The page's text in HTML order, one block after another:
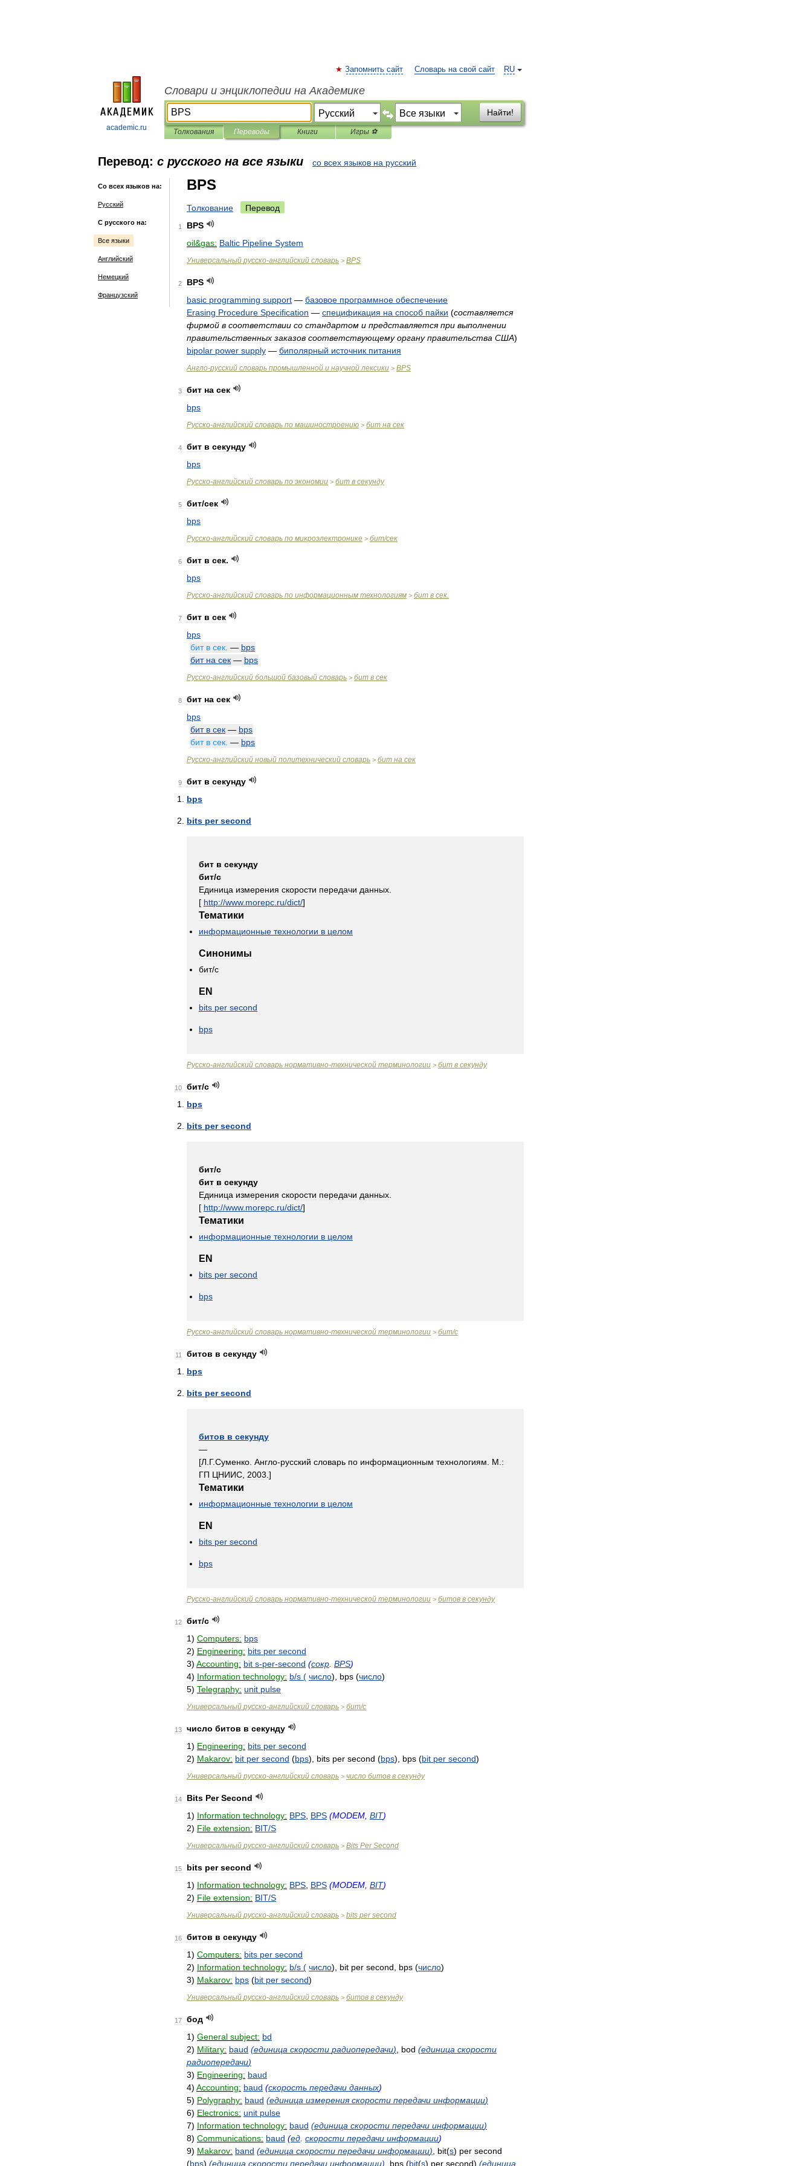
academic.ru
RU
Запомнить сайт Словарь на свой сайт
Словари и энциклопедии на Академике
Найти!
Толкования Переводы Книги Игры ⚽
Перевод: с русского на все языки со всех языков на русский
Со всех языков на:
Русский
С русского на:
Все языки
Английский
Немецкий
Французский
BPS
Толкование Перевод
1
BPS
oil&gas: Baltic Pipeline System
Универсальный русско-английский словарь > BPS
2
BPS
basic programming support — базовое программное обеспечение
Erasing Procedure Specification — спецификация на способ пайки (составляется
фирмой в соответствии со стандартом и представляется при выполнении
правительственных заказов соответствующему органу правительства США)
bipolar power supply — биполярный источник питания
Англо-русский словарь промышленной и научной лексики > BPS
3 бит на сек
bps
Русско-английский словарь по машиностроению > бит на сек
4 бит в секунду
bps
Русско-английский словарь по экономии > бит в секунду
5 бит/сек
bps
Русско-английский словарь по микроэлектронике > бит/сек
6 бит в сек.
bps
Русско-английский словарь по информационным технологиям > бит в сек.
7 бит в сек
bps
бит в сек — bps
бит на сек — bps
Русско-английский большой базовый словарь > бит в сек
8 бит на сек
bps
бит в сек — bps
бит в сек — bps
Русско-английский новый политехнический словарь > бит на сек
9 бит в секунду
bps
bits per second
бит в секунду
бит/с
Единица измерения скорости передачи данных
[ http://www. morepc ru/dict/]
Тематики
информационные технологии в целом
Синонимы
бит/с
EN
bits per second
bps
Русско-английский словарь нормативно-технической терминологии > бит в секунду
10 бит/с
bps
bits per second
бит/с
бит в секунду
Единица измерения скорости передачи данных
[ http://www. morepc ru/dict/]
Тематики
информационные технологии в целом
EN
bits per second
bps
Русско-английский словарь нормативно-технической терминологии > бит/с
11 битов в секунду
bps
bits per second
битов в секунду
—
[Л Г.Суменко Англо-русский словарь по информационным технологиям М :
ГП ЦНИИС 2003 .]
Тематики
информационные технологии в целом
EN
bits per second
bps
Русско-английский словарь нормативно-технической терминологии > битов в секунду
12 бит/с
1) Computers: bps
2) Engineering: bits per second
3) Accounting: bit s-per-second (сокр BPS)
4) Information technology: b/s ( число), bps (число)
5) Telegraphy: unit pulse
Универсальный русско-английский словарь > бит/с
13 число битов в секунду
1) Engineering: bits per second
2) Makarov: bit per second (bps), bits per second (bps), bps (bit per second)
Универсальный русско-английский словарь > число битов в секунду
14 Bits Per Second
1) Information technology: BPS BPS (MODEM BIT)
2) File extension: BIT/S
Универсальный русско-английский словарь > Bits Per Second
15 bits per second
1) Information technology: BPS BPS (MODEM BIT)
2) File extension: BIT/S
Универсальный русско-английский словарь > bits per second
16 битов в секунду
1) Computers: bits per second
2) Information technology: b/s ( число), bit per second bps (число)
3) Makarov: bps (bit per second)
Универсальный русско-английский словарь > битов в секунду
17
бод
1) General subject: bd
2) Military: baud (единица скорости радиопередачи) bod (единица скорости
радиопередачи)
3) Engineering: baud
4) Accounting: baud (скорость передачи данных)
5) Polygraphy: baud (единица измерения скорости передачи информации)
6) Electronics: unit pulse
7) Information technology: baud (единица скорости передачи информации)
8) Communications: baud (ед скорости передачи информации)
9) Makarov: band (единица скорости передачи информации) bit(s) per second
(bps) (единица скорости передачи информации) bps (bit(s) per second) (единица